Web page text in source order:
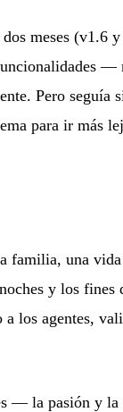
meses (v1.6
—
Pero seguía
para ir más
familia, una
y los fines
los agentes,
— la pasión y la